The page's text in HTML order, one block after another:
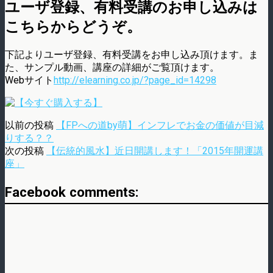
ユーザ登録、有料受講のお申し込みは
こちらからどうぞ。
下記よりユーザ登録、有料受講をお申し込み頂けます。ま
た、サンプル動画、講座の詳細がご覧頂けます。
Webサイト http://elearning.co.jp/?page_id=14298
以前の投稿
【FPへの道by萌】インフレでお金の価値が目減
りする？？
次の投稿
【伝統的風水】近日開講します！「2015年開運講
座」
Facebook comments: